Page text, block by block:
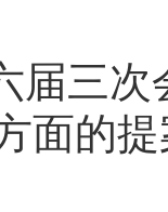
届三次
面的